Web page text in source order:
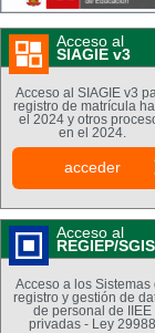
Acceso al
SIAGIE v3
Acceso al SIAGIE v3
registro de matrícula
el 2024 y otros
en el 2024.
acceder
Acceso al
REGIEP/SGIS
Acceso a los Sistemas
registro y gestión de
de personal de IIEE
privadas - Ley 29988